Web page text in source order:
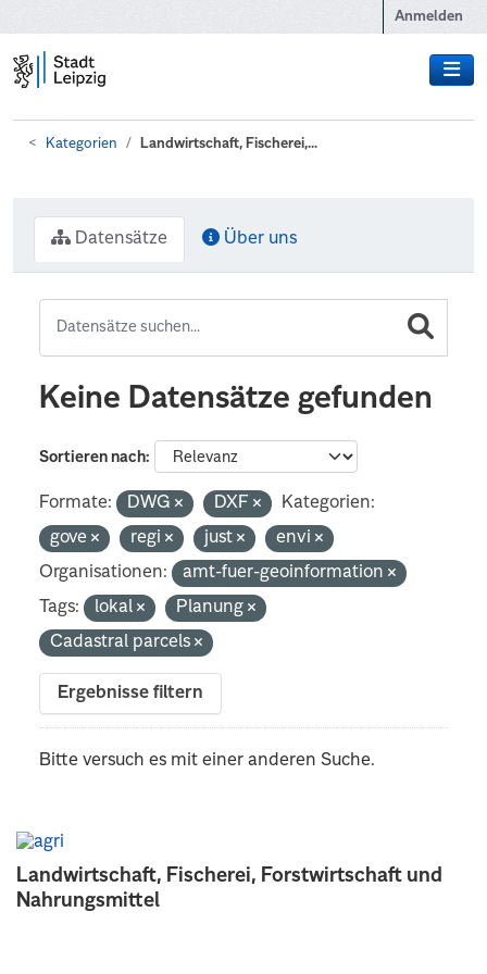
Anmelden
Kategorien Landwirtschaft, Fischerei,...
Landwirtschaft, Fischerei, Forstwirtschaft und
Nahrungsmittel
Datensätze Über uns
Keine Datensätze gefunden
Sortieren nach
Formate: DWG DXF
Kategorien:
gove
regi just
envi
Organisationen:
amt-fuer-geoinformation
Tags:
lokal
Planung
Cadastral parcels
Ergebnisse filtern
Bitte versuch es mit einer anderen Suche.